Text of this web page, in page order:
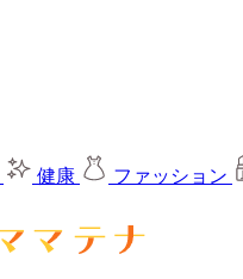
健康 ファッション